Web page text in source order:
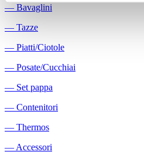
― Bavaglini
― Tazze
― Piatti/Ciotole
― Posate/Cucchiai
― Set pappa
― Contenitori
― Thermos
― Accessori